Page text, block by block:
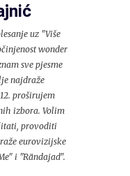
uz "Više
wonder
sve pjesme
najdraže
proširujem
izbora. Volim
provoditi
eurovizijske
i "Rändajad".